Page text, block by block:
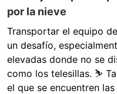
por la nieve
Transportar el equipo
un desafío,
elevadas donde no se
como los telesillas. ⛷️
el que se encuentren